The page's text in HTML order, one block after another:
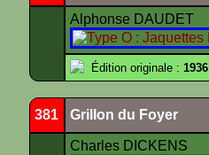
Alphonse DAUDET
Édition originale : 1936
381 Grillon du Foyer
Charles DICKENS